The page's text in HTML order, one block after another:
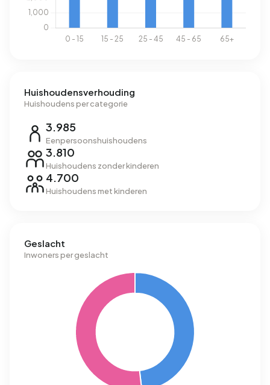
Huishoudensverhouding
Huishoudens per categorie
3.985
Eenpersoonshuishoudens
3.810
Huishoudens zonder kinderen
4.700
Huishoudens met kinderen
Geslacht
Inwoners per geslacht